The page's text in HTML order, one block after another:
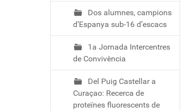
Dos alumnes, campions
d’Espanya sub-16 d’escacs
1a Jornada Intercentres
de Convivència
Del Puig Castellar a
Curaçao: Recerca de
proteïnes fluorescents de